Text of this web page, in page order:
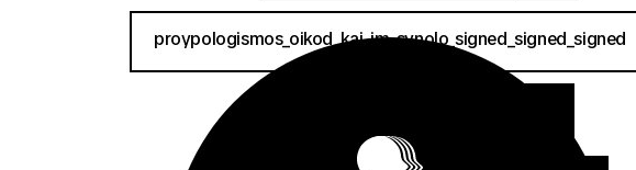
proypologismos_oikod_kai_im_synolo_signed_signed_signed